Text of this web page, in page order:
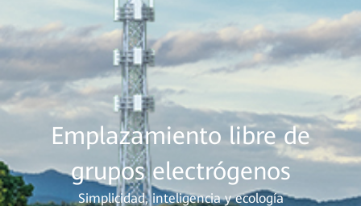
Emplazamiento libre de
grupos electrógenos
Simplicidad, inteligencia y ecología